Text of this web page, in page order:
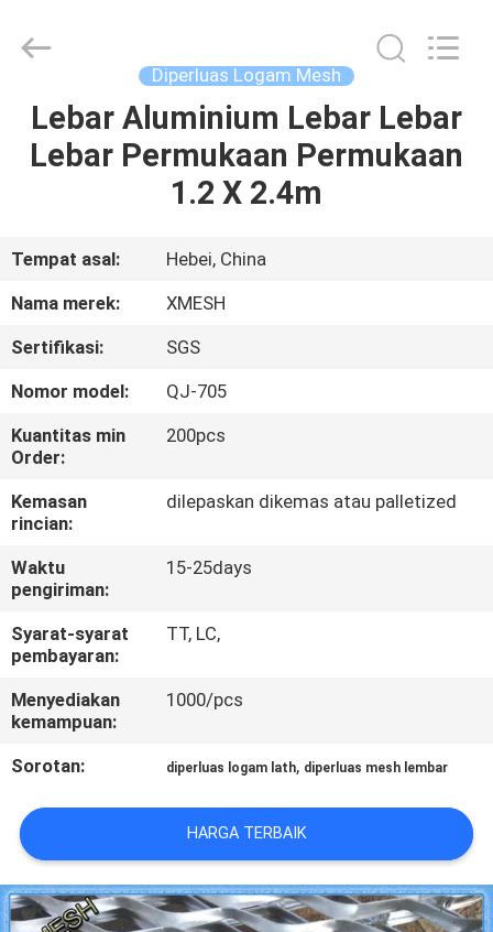
RUMAH
TENTANG
KAMI
TUR
PABRIK
KONTROL
KUALITAS
HUBUNGI
KAMI
PERMINTAAN
PENAWARAN
PRIVACY
POLICY
MFG
Rights
Diperluas Logam Mesh
Lebar Aluminium Lebar Lebar
Lebar Permukaan Permukaan
1.2 X 2.4m
Tempat asal:
Hebei, China
Nama merek:
XMESH
Sertifikasi:
SGS
Nomor model:
QJ-705
Kuantitas min
Order:
200pcs
Kemasan
rincian:
dilepaskan dikemas atau palletized
Waktu
pengiriman:
15-25days
Syarat-syarat
pembayaran:
TT, LC,
Menyediakan
kemampuan:
1000/pcs
Sorotan: diperluas logam lath, diperluas mesh lembar
HARGA TERBAIK